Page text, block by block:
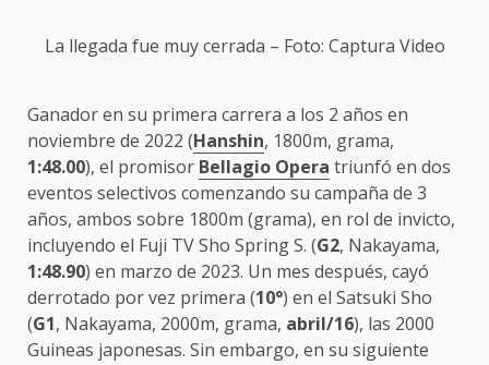
La llegada fue muy cerrada – Foto: Captura Video
Ganador en su primera carrera a los 2 años en
noviembre de 2022 (Hanshin, 1800m, grama,
1:48.00), el promisor Bellagio Opera triunfó en dos
eventos selectivos comenzando su campaña de 3
años, ambos sobre 1800m (grama), en rol de invicto,
incluyendo el Fuji TV Sho Spring S. (G2, Nakayama,
1:48.90) en marzo de 2023. Un mes después, cayó
derrotado por vez primera (10°) en el Satsuki Sho
(G1, Nakayama, 2000m, grama, abril/16), las 2000
Guineas japonesas. Sin embargo, en su siguiente